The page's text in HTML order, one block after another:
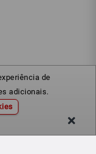
de
adicionais.